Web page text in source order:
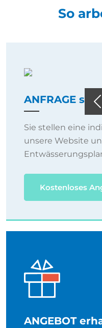
So
ANFRAGE
Sie stellen eine
unsere Website
Kostenloses
ANGEBOT